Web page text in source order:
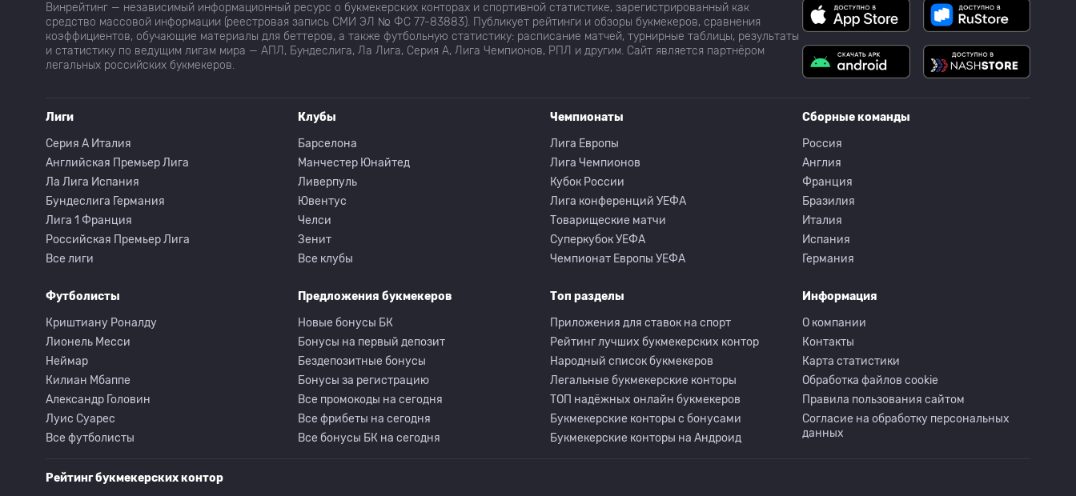
Винрейтинг — независимый информационный ресурс о букмекерских конторах и спортивной статистике, зарегистрированный как
средство массовой информации (реестровая запись СМИ ЭЛ № ФС 77-83883). Публикует рейтинги и обзоры букмекеров, сравнения
коэффициентов, обучающие материалы для беттеров, а также футбольную статистику: расписание матчей, турнирные таблицы, результаты
и статистику по ведущим лигам мира — АПЛ, Бундеслига, Ла Лига, Серия А, Лига Чемпионов, РПЛ и другим. Сайт является партнёром
легальных российских букмекеров.
Лиги
Серия A Италия
Английская Премьер Лига
Ла Лига Испания
Бундеслига Германия
Лига 1 Франция
Российская Премьер Лига
Все лиги
Клубы
Барселона
Манчестер Юнайтед
Ливерпуль
Ювентус
Челси
Зенит
Все клубы
Чемпионаты
Лига Европы
Лига Чемпионов
Кубок России
Лига конференций УЕФА
Товарищеские матчи
Суперкубок УЕФА
Чемпионат Европы УЕФА
Сборные команды
Россия
Англия
Франция
Бразилия
Италия
Испания
Германия
Футболисты
Криштиану Роналду
Лионель Месси
Неймар
Килиан Мбаппе
Александр Головин
Луис Суарес
Все футболисты
Предложения букмекеров
Новые бонусы БК
Бонусы на первый депозит
Бездепозитные бонусы
Бонусы за регистрацию
Все промокоды на сегодня
Все фрибеты на сегодня
Все бонусы БК на сегодня
Топ разделы
Приложения для ставок на спорт
Рейтинг лучших букмекерских контор
Народный список букмекеров
Легальные букмекерские конторы
ТОП надёжных онлайн букмекеров
Букмекерские конторы с бонусами
Букмекерские конторы на Андроид
Информация
О компании
Контакты
Карта статистики
Обработка файлов cookie
Правила пользования сайтом
Согласие на обработку персональных
данных
Рейтинг букмекерских контор